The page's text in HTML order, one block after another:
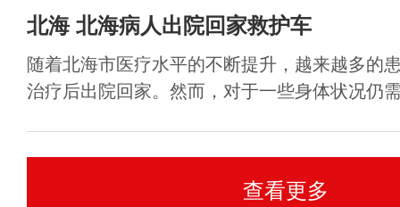
北海 北海病人出院回家救护车
随着北海市医疗水平的不断提升，越来越多的
治疗后出院回家。然而，对于一些身体状况仍
查看更多